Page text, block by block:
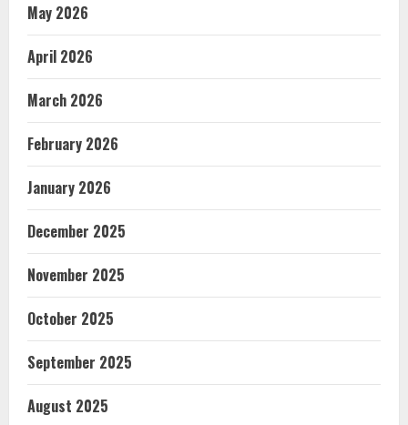
May 2026
April 2026
March 2026
February 2026
January 2026
December 2025
November 2025
October 2025
September 2025
August 2025